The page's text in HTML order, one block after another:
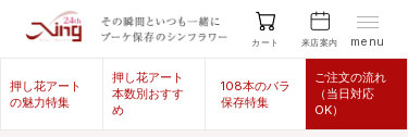
カート 来店案内 menu
押し花アート
の魅力特集
押し花アート
本数別おすす
め
108本のバラ
保存特集
ご注文の流れ
（当日対応
OK）